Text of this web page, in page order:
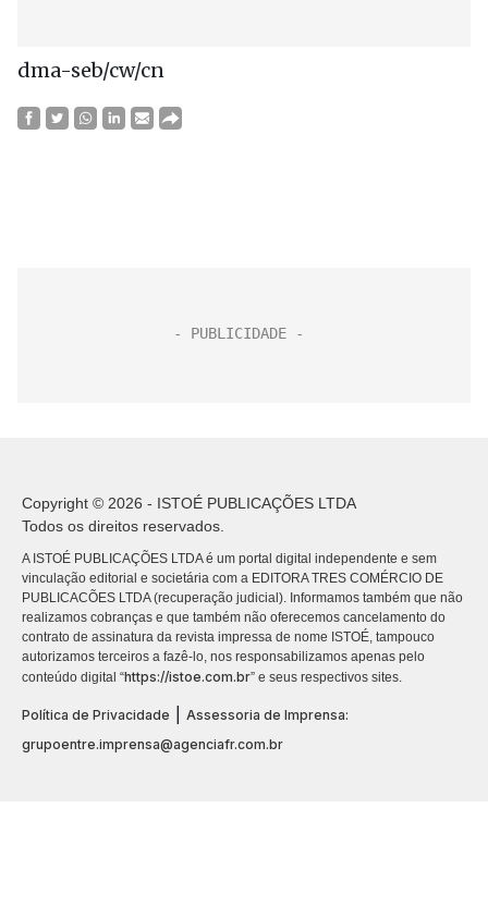
dma-seb/cw/cn
Copyright © 2026 - ISTOÉ PUBLICAÇÕES LTDA
Todos os direitos reservados.
A ISTOÉ PUBLICAÇÕES LTDA é um portal digital independente e sem
vinculação editorial e societária com a EDITORA TRES COMÉRCIO DE
PUBLICACÕES LTDA (recuperação judicial). Informamos também que não
realizamos cobranças e que também não oferecemos cancelamento do
contrato de assinatura da revista impressa de nome ISTOÉ, tampouco
autorizamos terceiros a fazê-lo, nos responsabilizamos apenas pelo
conteúdo digital “https://istoe.com.br” e seus respectivos sites.
Política de Privacidade
Assessoria de Imprensa:
grupoentre.imprensa@agenciafr.com.br